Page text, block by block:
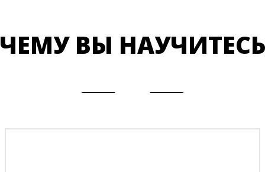
ЧЕМУ ВЫ НАУЧИТЕСЬ